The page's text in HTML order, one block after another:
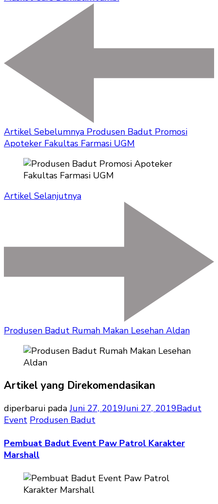
Artikel Sebelumnya Produsen Badut Promosi
Apoteker Fakultas Farmasi UGM
Artikel Selanjutnya
Produsen Badut Rumah Makan Lesehan Aldan
Artikel yang Direkomendasikan
diperbarui padaJuni 27, 2019Juni 27, 2019Badut
Event Produsen Badut
Pembuat Badut Event Paw Patrol Karakter
Marshall